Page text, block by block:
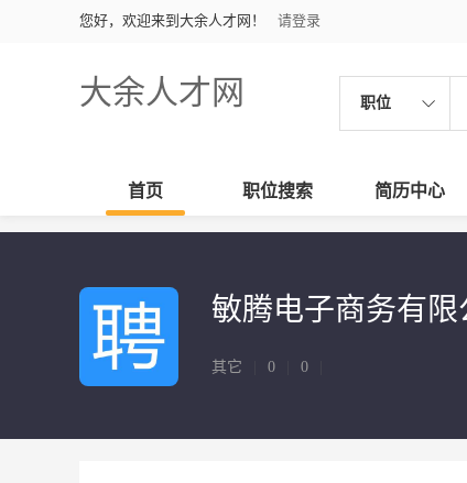
您好，欢迎来到大余人才网！ 请登录
大余人才网 职位
首页 职位搜索 简历中心
敏腾电子商务有限
其它 0 0